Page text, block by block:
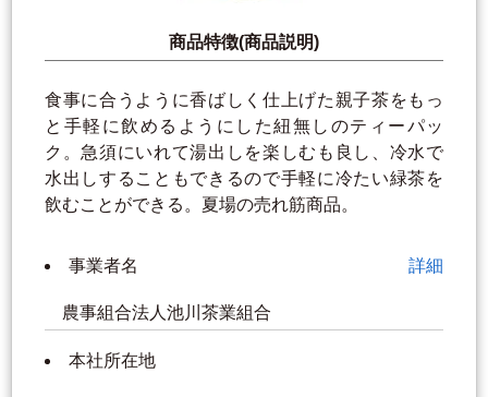
商品特徴(商品説明)
食事に合うように香ばしく仕上げた親子茶をもっ
と手軽に飲めるようにした紐無しのティーパッ
ク。急須にいれて湯出しを楽しむも良し、冷水で
水出しすることもできるので手軽に冷たい緑茶を
飲むことができる。夏場の売れ筋商品。
事業者名 詳細
農事組合法人池川茶業組合
本社所在地